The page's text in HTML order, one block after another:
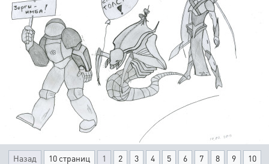
Назад 10 страниц 1 2 3 4 5 6 7 8 9
10